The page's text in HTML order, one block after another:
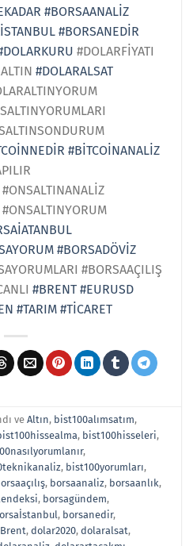
#BORSAANALİZ
#BORSANEDİR
#DOLARFİYATI
#DOLARALSAT
#BİTCOİNANALİZ
#BORSADÖVİZ
#BORSAAÇILIŞ
#BRENT #EURUSD
#TARIM #TİCARET
veAltın, bist100alımsatım,
, bist100hisseleri,
,
, bist100yorumları,
, borsaanaliz, borsaanlık,
, borsagündem,
, borsanedir,
Brent,dolar2020,dolaralsat,